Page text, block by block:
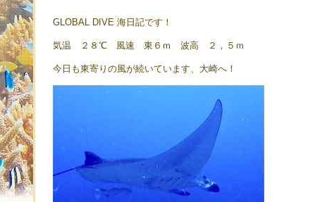
GLOBAL DIVE 海日記です！
気温 ２８℃ 風速 東６ｍ 波高 ２，５ｍ
今日も東寄りの風が続いています、大崎へ！